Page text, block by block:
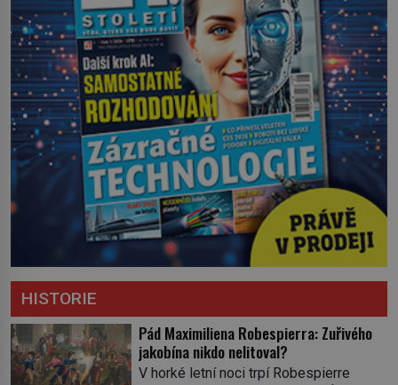
HISTORIE
Pád Maximiliena Robespierra: Zuřivého
jakobína nikdo nelitoval?
V horké letní noci trpí Robespierre